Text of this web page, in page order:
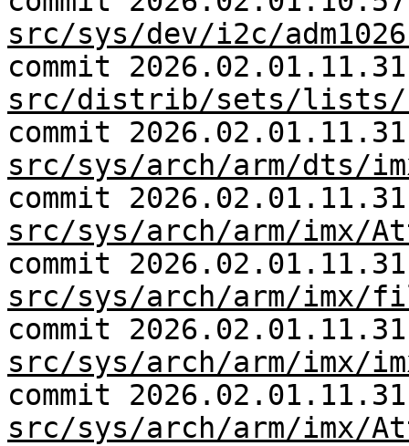
src/sys/dev/i2c/
commit
src/distrib/sets/lists/
commit
src/sys/arch/arm/dts/
commit
src/sys/arch/arm/imx/
commit
src/sys/arch/arm/imx/
commit
src/sys/arch/arm/imx/
commit
src/sys/arch/arm/imx/